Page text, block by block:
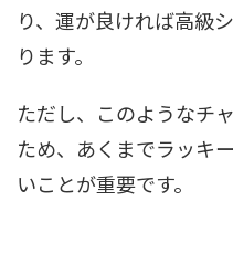
り、運が良ければ高級
ります。
ただし、このようなチ
ため、あくまでラッキ
いことが重要です。